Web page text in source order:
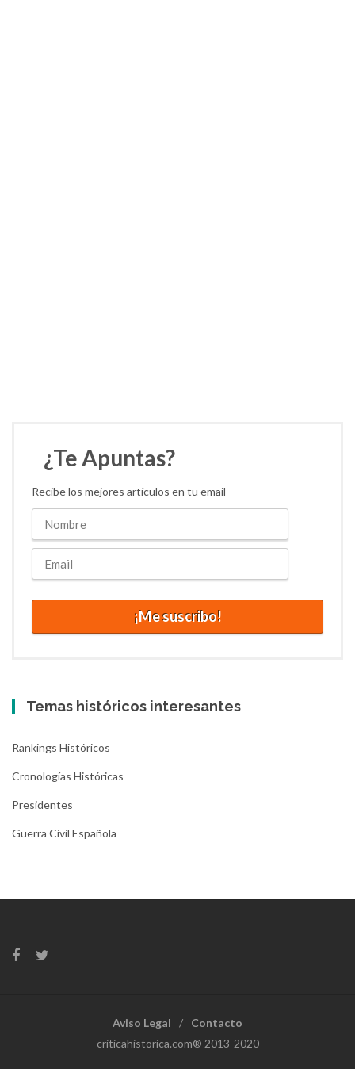
¿Te Apuntas?
Recibe los mejores artículos en tu email
Temas históricos interesantes
Rankings Históricos
Cronologías Históricas
Presidentes
Guerra Civil Española
Aviso Legal
Contacto
criticahistorica.com® 2013-2020